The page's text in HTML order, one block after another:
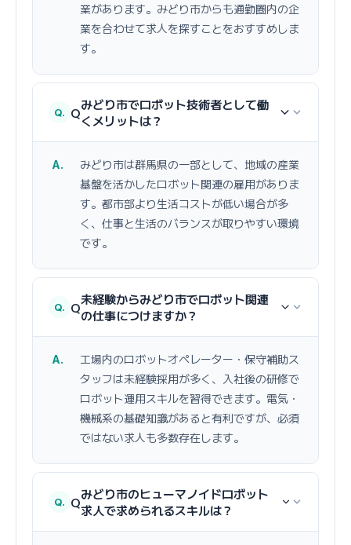
業があります。みどり市からも通勤圏内の企
業を合わせて求人を探すことをおすすめしま
す。
Qみどり市でロボット技術者として働
くメリットは？
みどり市は群馬県の一部として、地域の産業
基盤を活かしたロボット関連の雇用がありま
す。都市部より生活コストが低い場合が多
く、仕事と生活のバランスが取りやすい環境
です。
Q未経験からみどり市でロボット関連
の仕事につけますか？
工場内のロボットオペレーター・保守補助ス
タッフは未経験採用が多く、入社後の研修で
ロボット運用スキルを習得できます。電気・
機械系の基礎知識があると有利ですが、必須
ではない求人も多数存在します。
Qみどり市のヒューマノイドロボット
求人で求められるスキルは？